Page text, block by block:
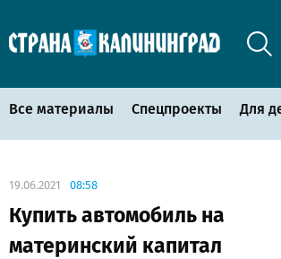
Все материалы Спецпроекты Для
19.06.2021 08:58
Купить автомобиль на
материнский капитал